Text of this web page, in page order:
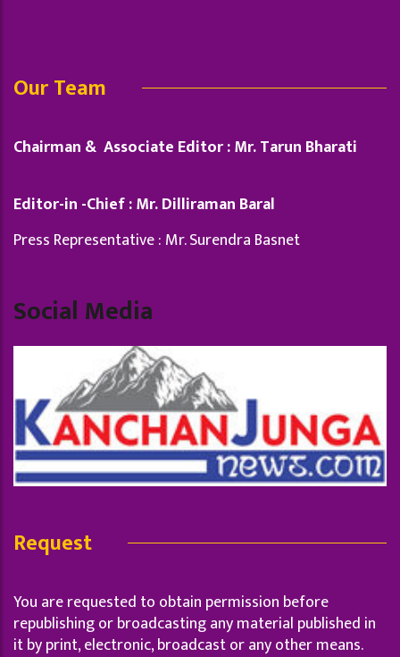
Our Team
Chairman & Associate Editor : Mr. Tarun Bharati
Editor-in -Chief : Mr. Dilliraman Baral
Press Representative : Mr. Surendra Basnet
Social Media
Request
You are requested to obtain permission before
republishing or broadcasting any material published in
it by print, electronic, broadcast or any other means.